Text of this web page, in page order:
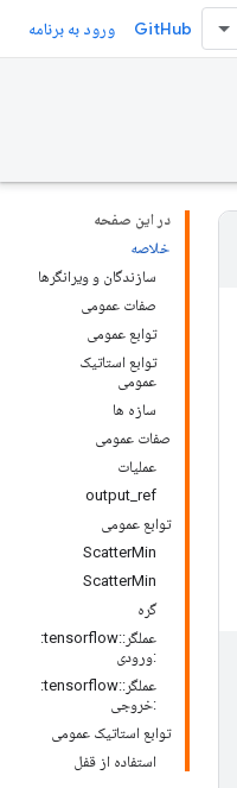
GitHub ورود به برنامه
در این صفحه
خلاصه
سازندگان و ویرانگرها
صفات عمومی
توابع عمومی
توابع استاتیک
عمومی
سازه ها
صفات عمومی
عملیات
output_ref
توابع عمومی
ScatterMin
ScatterMin
گره
عملگر::tensorflow:
:ورودی
عملگر::tensorflow:
:خروجی
توابع استاتیک عمومی
استفاده از قفل